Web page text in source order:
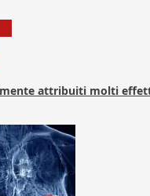
attribuiti molti